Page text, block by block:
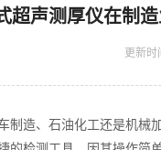
超声测厚仪在制
更新时
造、石油化工还是机械加